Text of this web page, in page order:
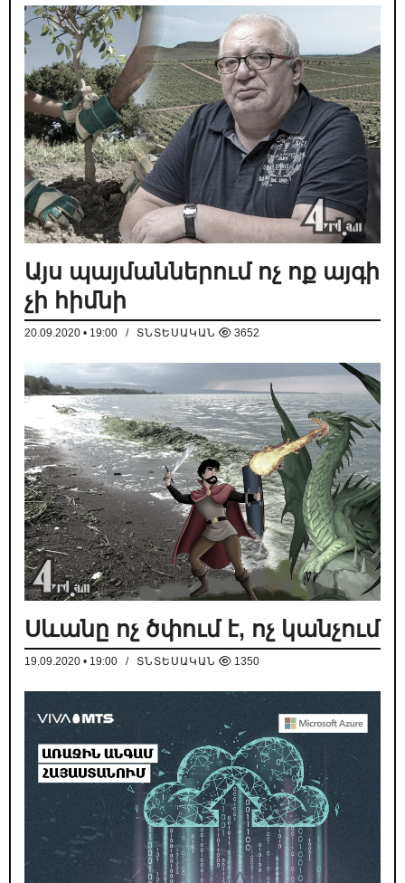
Այս պայմաններում ոչ ոք այգի
չի հիմնի
20.09.2020 • 19:00 / ՏՆՏԵՍԱԿԱՆ 3652
Սևանը ոչ ծփում է, ոչ կանչում
19.09.2020 • 19:00 / ՏՆՏԵՍԱԿԱՆ 1350